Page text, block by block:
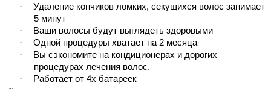
·
Удаление кончиков ломких, секущихся волос занимает
5 минут
·
Ваши волосы будут выглядеть здоровыми
·
Одной процедуры хватает на 2 месяца
·
Вы сэкономите на кондиционерах и дорогих
процедурах лечения волос.
·
Работает от 4х батареек